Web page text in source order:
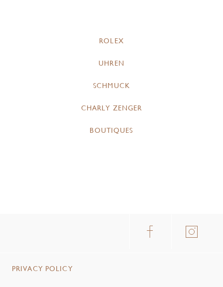
ROLEX
UHREN
SCHMUCK
CHARLY ZENGER
BOUTIQUES
PRIVACY POLICY